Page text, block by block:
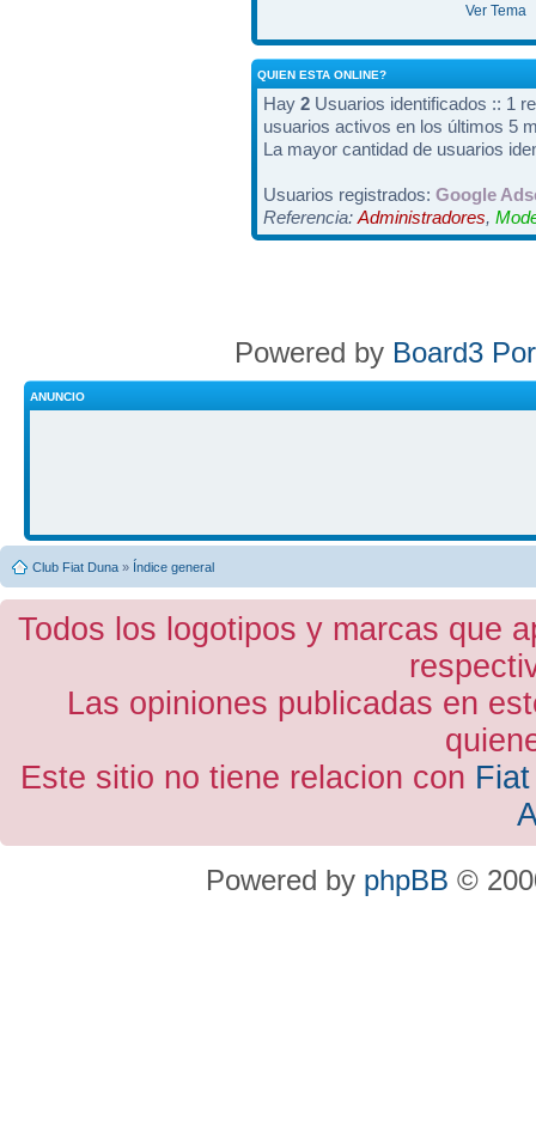
Ver Tema
QUIEN ESTA ONLINE?
Hay 2 Usuarios identificados :: 1
usuarios activos en los últimos 5
La mayor cantidad de usuarios
Usuarios registrados: Google
Referencia: Administradores,
Powered by Board3
ANUNCIO
Club Fiat Duna » Índice general
Todos los logotipos y marcas que
Las opiniones publicadas en
Este sitio no tiene relacion con
Powered by phpBB ©